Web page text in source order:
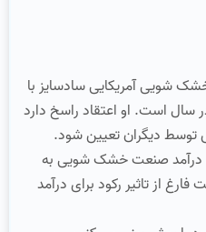
شویی آمریکایی سادسایز با
سال است. او اعتقاد راسخ دارد
دیگران تعیین شود.
درآمد صنعت خشک شویی به
از تاثیر رکود برای درآمد